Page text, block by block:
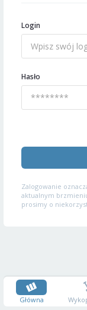
Login
Hasło
Zalogowanie
aktualnym
prosimy o
Główna